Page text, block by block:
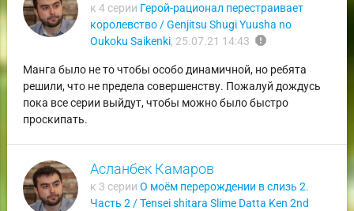
к 4 серии Герой-рационал перестраивает
королевство / Genjitsu Shugi Yuusha no
Oukoku Saikenki, 25.07.21 14:43 report
Манга было не то чтобы особо динамичной, но ребята
решили, что не предела совершенству. Пожалуй дождусь
пока все серии выйдут, чтобы можно было быстро
проскипать.
Асланбек Камаров
к 3 серии О моём перерождении в слизь 2.
Часть 2 / Tensei shitara Slime Datta Ken 2nd